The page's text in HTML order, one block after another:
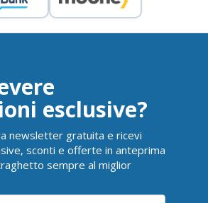
esclusive?
newsletter gratuita e ricevi
sconti e offerte in anteprima
sempre al miglior